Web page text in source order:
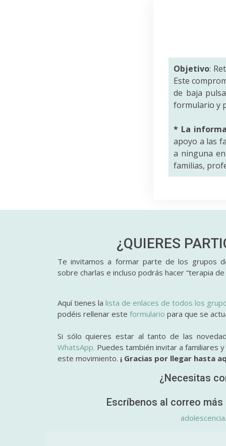
Objetivo:
Este
de baja
formulario y
* La
apoyo a las
a ninguna
familias,
¿QUIERES
Te invitamos a formar parte de los grupos
sobre charlas e incluso podrás hacer “terapia de
Aquí tienes lalista de enlaces de todos los
podéis rellenar este formulario para que se
Si sólo quieres estar al tanto de las
WhatsApp. Puedes también invitar a familiares
este movimiento. ¡ Gracias por llegar hasta
¿Necesitas
Escríbenos al correo